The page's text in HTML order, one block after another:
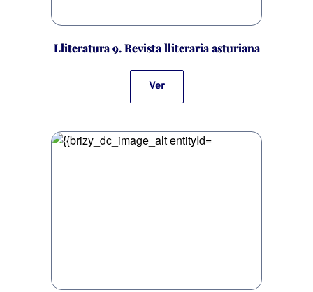
Lliteratura 9. Revista lliteraria asturiana
Ver